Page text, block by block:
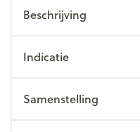
Beschrijving
Indicatie
Samenstelling